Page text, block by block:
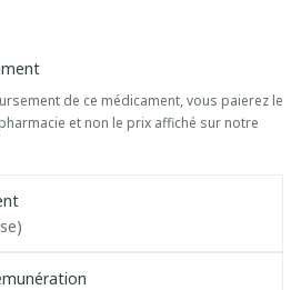
de ce médicament, vous paierez le
et non le prix affiché sur notre